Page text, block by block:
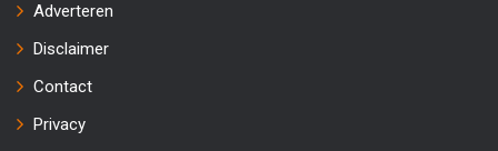
Adverteren
Disclaimer
Contact
Privacy